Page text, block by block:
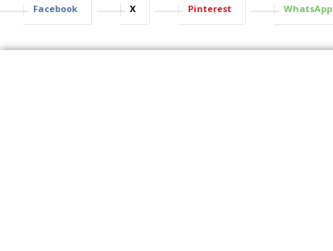
Facebook X Pinterest WhatsApp